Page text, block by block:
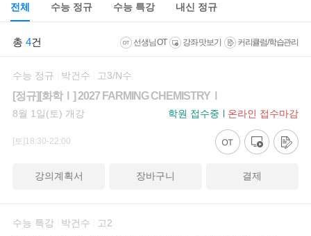
전체 수능 정규 수능 특강 내신 정규
총 4건 선생님 OT 강좌 맛보기 커리큘럼/학습관리
수능 정규 박건수 고3/N수
[정규][화학Ⅰ] 2027 FARMING CHEMISTRYⅠ
8월 1일(토) 개강 학원 접수중 온라인 접수마감
[토]18:30-22:00
강의계획서 장바구니 결제
수능 특강 박건수 고2